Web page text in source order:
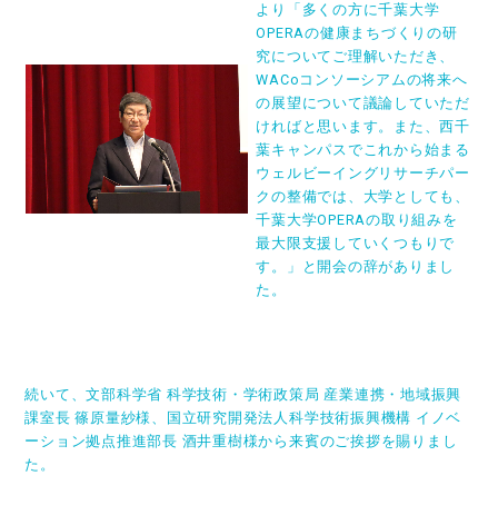
より「多くの方に千葉大学
OPERAの健康まちづくりの研
究についてご理解いただき、
WACoコンソーシアムの将来へ
の展望について議論していただ
ければと思います。また、西千
葉キャンパスでこれから始まる
ウェルビーイングリサーチパー
クの整備では、大学としても、
千葉大学OPERAの取り組みを
最大限支援していくつもりで
す。」と開会の辞がありまし
た。
続いて、文部科学省 科学技術・学術政策局 産業連携・地域振興
課室長 篠原量紗様、国立研究開発法人科学技術振興機構 イノベ
ーション拠点推進部長 酒井重樹様から来賓のご挨拶を賜りまし
た。